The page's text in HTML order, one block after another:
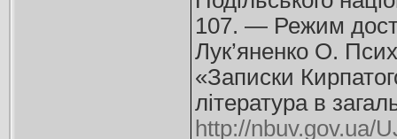
107. — Режим
Лук’яненко О.
«Записки
література в
http://nbuv.gov.ua/